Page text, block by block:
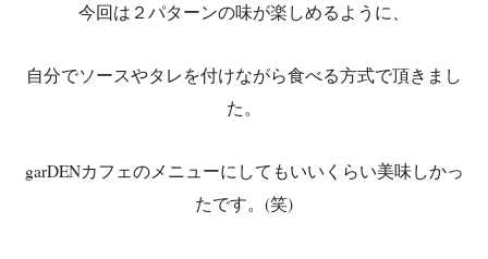
今回は２パターンの味が楽しめるように、
自分でソースやタレを付けながら食べる方式で頂きまし
た。
garDENカフェのメニューにしてもいいくらい美味しかっ
たです。(笑)